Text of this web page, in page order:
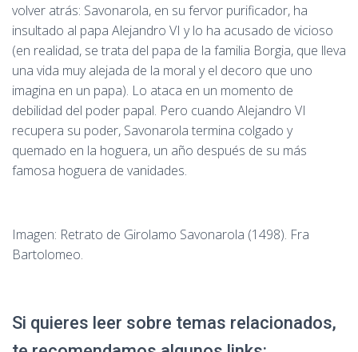
volver atrás: Savonarola, en su fervor purificador, ha
insultado al papa Alejandro VI y lo ha acusado de vicioso
(en realidad, se trata del papa de la familia Borgia, que lleva
una vida muy alejada de la moral y el decoro que uno
imagina en un papa). Lo ataca en un momento de
debilidad del poder papal. Pero cuando Alejandro VI
recupera su poder, Savonarola termina colgado y
quemado en la hoguera, un año después de su más
famosa hoguera de vanidades.
Imagen: Retrato de Girolamo Savonarola (1498). Fra
Bartolomeo.
Si quieres leer sobre temas relacionados,